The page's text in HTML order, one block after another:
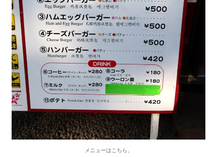
メニューはこちら。